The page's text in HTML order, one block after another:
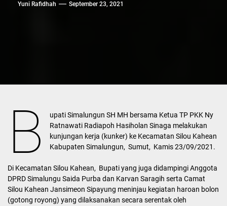
Yuni Rafidhah September 23, 2021
B
upati Simalungun SH MH bersama Ketua TP PKK Ny
Ratnawati Radiapoh Hasiholan Sinaga melakukan
kunjungan kerja (kunker) ke Kecamatan Silou Kahean
Kabupaten Simalungun, Sumut, Kamis 23/09/2021.
Di Kecamatan Silou Kahean, Bupati yang juga didampingi Anggota
DPRD Simalungu Saida Purba dan Karvan Saragih serta Camat
Silou Kahean Jansimeon Sipayung meninjau kegiatan haroan bolon
(gotong royong) yang dilaksanakan secara serentak oleh